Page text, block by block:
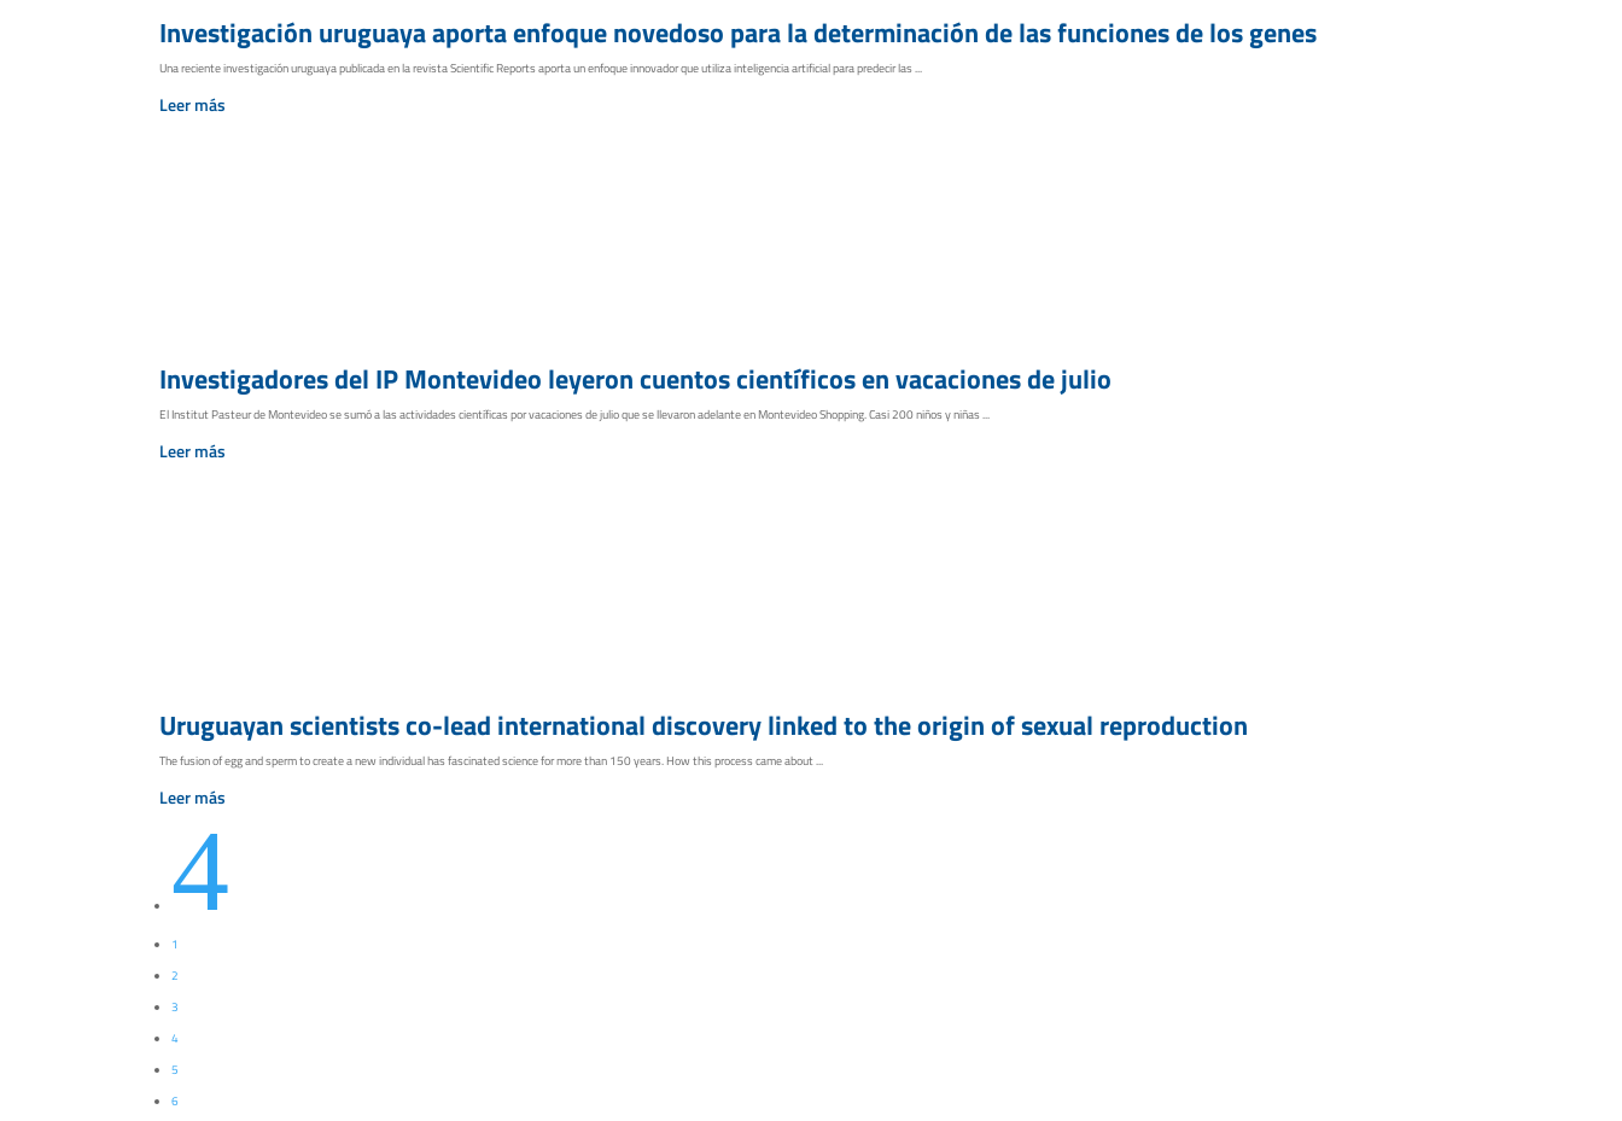
Investigación uruguaya aporta enfoque novedoso para la determinación de las funciones de los genes
Una reciente investigación uruguaya publicada en la revista Scientific Reports aporta un enfoque innovador que utiliza inteligencia artificial para predecir las ...
Leer más
Investigadores del IP Montevideo leyeron cuentos científicos en vacaciones de julio
El Institut Pasteur de Montevideo se sumó a las actividades científicas por vacaciones de julio que se llevaron adelante en Montevideo Shopping. Casi 200 niños y niñas ...
Leer más
Uruguayan scientists co-lead international discovery linked to the origin of sexual reproduction
The fusion of egg and sperm to create a new individual has fascinated science for more than 150 years. How this process came about ...
Leer más
4
1
2
3
4
5
6